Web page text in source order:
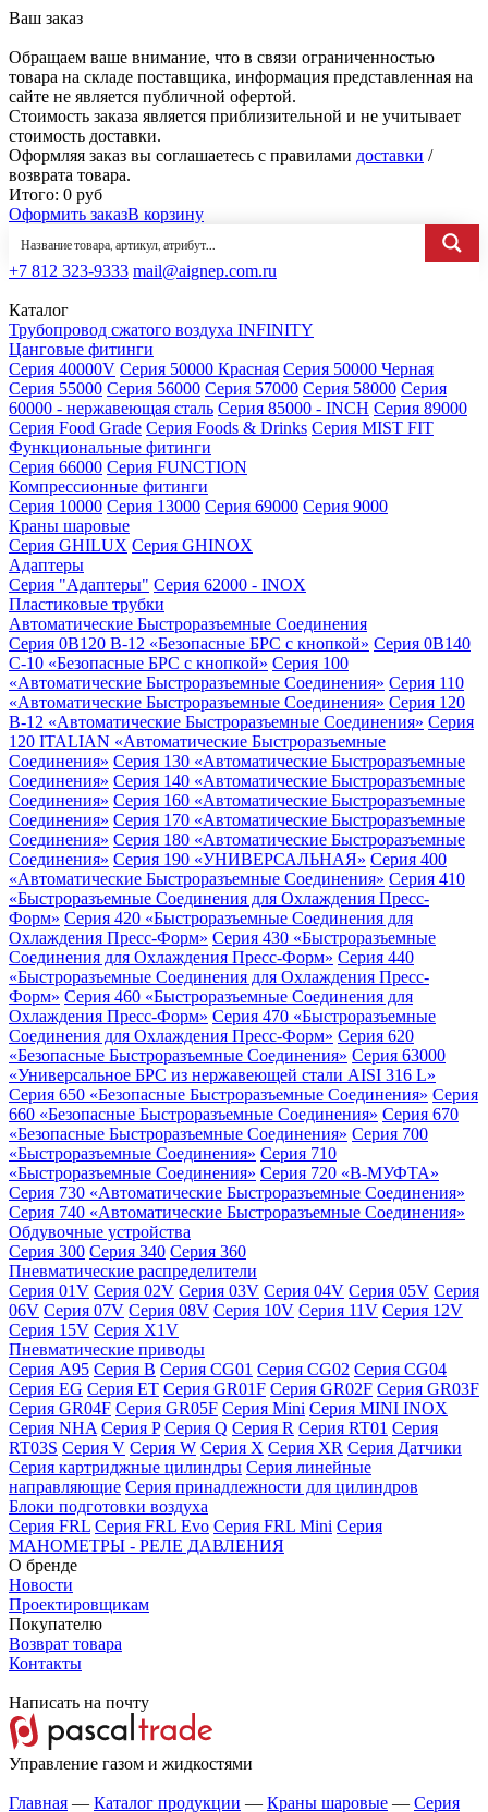
Ваш заказ
Обращаем ваше внимание, что в связи ограниченностью
товара на складе поставщика, информация представленная на
сайте не является публичной офертой.
Стоимость заказа является приблизительной и не учитывает
стоимость доставки.
Оформляя заказ вы соглашаетесь с правилами доставки /
возврата товара.
Итого: 0 руб
Оформить заказВ корзину
+7 812 323-9333 mail@aignep.com.ru
Каталог
Трубопровод сжатого воздуха INFINITY
Цанговые фитинги
Серия 40000V Серия 50000 Красная Серия 50000 Черная
Серия 55000 Серия 56000 Серия 57000 Серия 58000 Серия
60000 - нержавеющая сталь Серия 85000 - INCH Серия 89000
Серия Food Grade Серия Foods & Drinks Серия MIST FIT
Функциональные фитинги
Серия 66000 Серия FUNCTION
Компрессионные фитинги
Серия 10000 Серия 13000 Серия 69000 Серия 9000
Краны шаровые
Серия GHILUX Серия GHINOX
Адаптеры
Серия "Адаптеры" Серия 62000 - INOX
Пластиковые трубки
Автоматические Быстроразъемные Соединения
Серия 0B120 B-12 «Безопасные БРС с кнопкой» Серия 0B140
C-10 «Безопасные БРС с кнопкой» Серия 100
«Автоматические Быстроразъемные Соединения» Серия 110
«Автоматические Быстроразъемные Соединения» Серия 120
B-12 «Автоматические Быстроразъемные Соединения» Серия
120 ITALIAN «Автоматические Быстроразъемные
Соединения» Серия 130 «Автоматические Быстроразъемные
Соединения» Серия 140 «Автоматические Быстроразъемные
Соединения» Серия 160 «Автоматические Быстроразъемные
Соединения» Серия 170 «Автоматические Быстроразъемные
Соединения» Серия 180 «Автоматические Быстроразъемные
Соединения» Серия 190 «УНИВЕРСАЛЬНАЯ» Серия 400
«Автоматические Быстроразъемные Соединения» Серия 410
«Быстроразъемные Соединения для Охлаждения Пресс-
Форм» Серия 420 «Быстроразъемные Соединения для
Охлаждения Пресс-Форм» Серия 430 «Быстроразъемные
Соединения для Охлаждения Пресс-Форм» Серия 440
«Быстроразъемные Соединения для Охлаждения Пресс-
Форм» Серия 460 «Быстроразъемные Соединения для
Охлаждения Пресс-Форм» Серия 470 «Быстроразъемные
Соединения для Охлаждения Пресс-Форм» Серия 620
«Безопасные Быстроразъемные Соединения» Серия 63000
«Универсальное БРС из нержавеющей стали AISI 316 L»
Серия 650 «Безопасные Быстроразъемные Соединения» Серия
660 «Безопасные Быстроразъемные Соединения» Серия 670
«Безопасные Быстроразъемные Соединения» Серия 700
«Быстроразъемные Соединения» Серия 710
«Быстроразъемные Соединения» Серия 720 «B-МУФТА»
Серия 730 «Автоматические Быстроразъемные Соединения»
Серия 740 «Автоматические Быстроразъемные Соединения»
Обдувочные устройства
Серия 300 Серия 340 Серия 360
Пневматические распределители
Серия 01V Серия 02V Серия 03V Серия 04V Серия 05V Серия
06V Серия 07V Серия 08V Серия 10V Серия 11V Серия 12V
Серия 15V Серия X1V
Пневматические приводы
Серия A95 Серия B Серия CG01 Серия CG02 Серия CG04
Серия EG Серия ET Серия GR01F Серия GR02F Серия GR03F
Серия GR04F Серия GR05F Серия Mini Серия MINI INOX
Серия NHA Серия P Серия Q Серия R Серия RT01 Серия
RT03S Серия V Серия W Серия X Серия XR Серия Датчики
Серия картриджные цилиндры Серия линейные
направляющие Серия принадлежности для цилиндров
Блоки подготовки воздуха
Серия FRL Серия FRL Evo Серия FRL Mini Серия
МАНОМЕТРЫ - РЕЛЕ ДАВЛЕНИЯ
О бренде
Новости
Проектировщикам
Покупателю
Возврат товара
Контакты
Написать на почту
Управление газом и жидкостями
Главная — Каталог продукции — Краны шаровые — Серия